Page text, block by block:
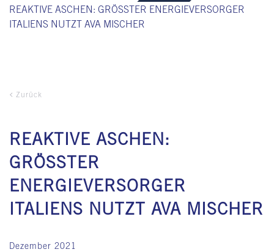
REAKTIVE ASCHEN: GRÖSSTER ENERGIEVERSORGER I
TALIENS NUTZT AVA MISCHER
Zurück
REAKTIVE ASCHEN:
GRÖSSTER E
NERGIEVERSORGER I
TALIENS NUTZT AVA MISCHER
Dezember 2021